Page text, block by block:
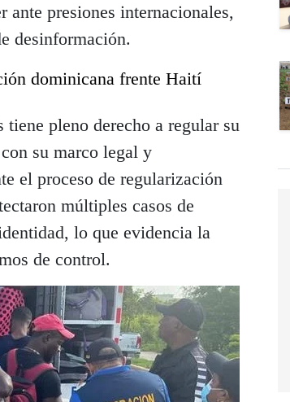
presiones internacionales,
desinformación.
dominicana frente Haití
pleno derecho a regular su
su marco legal y
el proceso de regularización
múltiples casos de
lo que evidencia la
de control.